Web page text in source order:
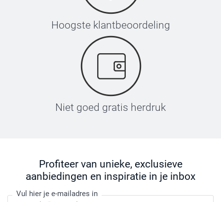
Hoogste klantbeoordeling
Niet goed gratis herdruk
Profiteer van unieke, exclusieve
aanbiedingen en inspiratie in je inbox
Vul hier je e-mailadres in